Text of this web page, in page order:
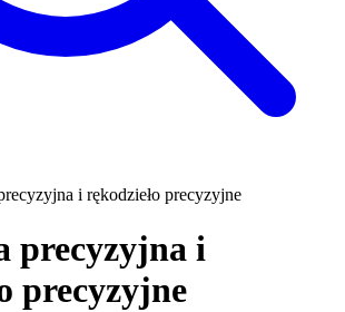
i rękodzieło precyzyjne
precyzyjna i
precyzyjne